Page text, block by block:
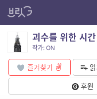
괴수를 위한 시간
작가: ON
즐겨찾기 읽
후원